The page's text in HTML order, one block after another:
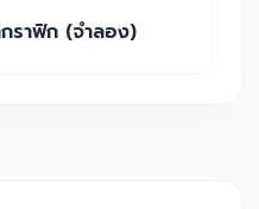
ราฟิก (จำลอง)